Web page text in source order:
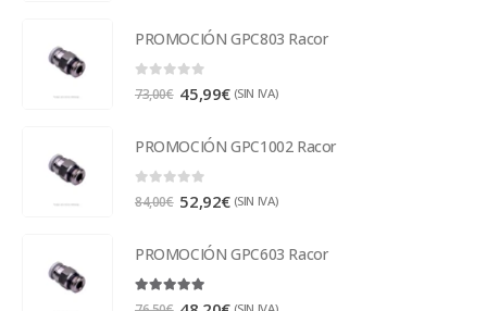
PROMOCIÓN GPC803 Racor
0out of 5
73,00€ 45,99€ (SIN IVA)
PROMOCIÓN GPC1002 Racor
0 out of 5
84,00€ 52,92€ (SIN IVA)
PROMOCIÓN GPC603 Racor